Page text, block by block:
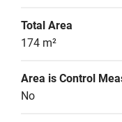
Total Area
174 m²
Area is Control
No